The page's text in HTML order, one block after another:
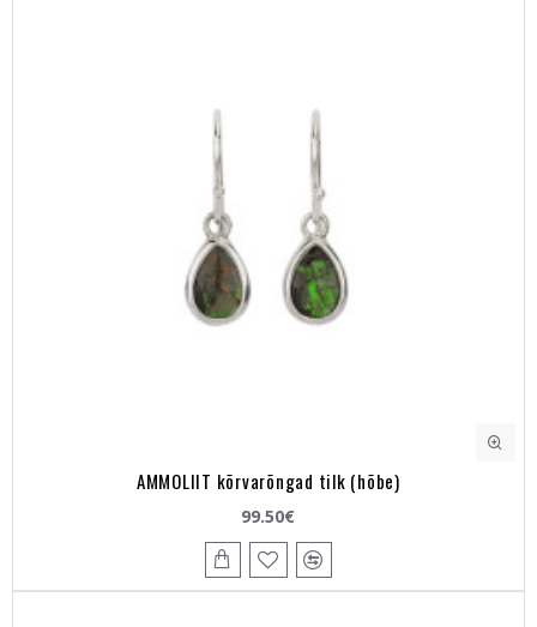
AMMOLIIT kõrvarõngad tilk (hõbe)
99.50€